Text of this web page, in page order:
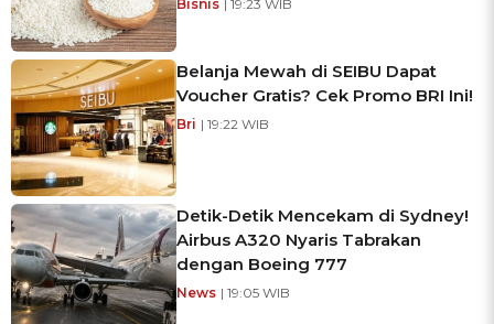
Bisnis | 19:23 WIB
Belanja Mewah di SEIBU Dapat
Voucher Gratis? Cek Promo BRI Ini!
Bri | 19:22 WIB
Detik-Detik Mencekam di Sydney!
Airbus A320 Nyaris Tabrakan
dengan Boeing 777
News | 19:05 WIB